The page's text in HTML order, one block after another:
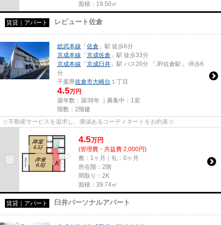
面積：19.50㎡
賃貸｜アパート レピュート佐倉
総武本線 「 佐倉 」駅 徒歩6分
京成本線 「 京成佐倉 」駅 徒歩33分
京成本線 「 京成臼井 」駅 バス20分 「JR佐倉駅」 停歩6
分
千葉県佐倉市大崎台 １丁目
4.5万円
築年数：築38年 ｜募集中： 1室
階数：2階建
☆不動産サービスを追求し、価値あるコーディネートをお約束☆
4.5万円
(管理費・共益費 2,000円)
敷：1ヶ月｜礼：0ヶ月
所在階：2階
間取り：2K
面積：39.74㎡
賃貸｜アパート 臼井パーソナルアパート